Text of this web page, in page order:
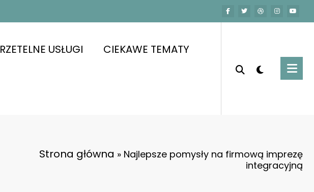
RZETELNE USŁUGI CIEKAWE TEMATY
Strona główna » Najlepsze pomysły na firmową imprezę
integracyjną